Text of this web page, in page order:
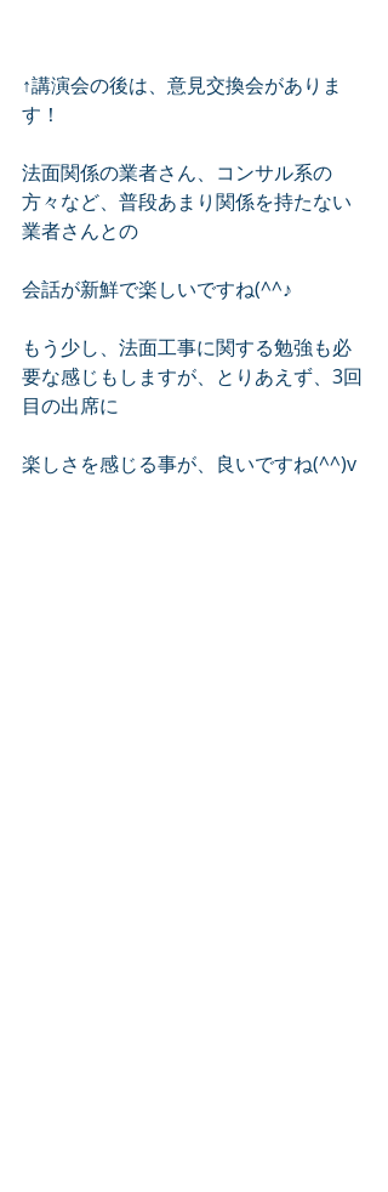
↑講演会の後は、意見交換会がありま
す！
法面関係の業者さん、コンサル系の
方々など、普段あまり関係を持たない
業者さんとの
会話が新鮮で楽しいですね(^^♪
もう少し、法面工事に関する勉強も必
要な感じもしますが、とりあえず、3回
目の出席に
楽しさを感じる事が、良いですね(^^)v